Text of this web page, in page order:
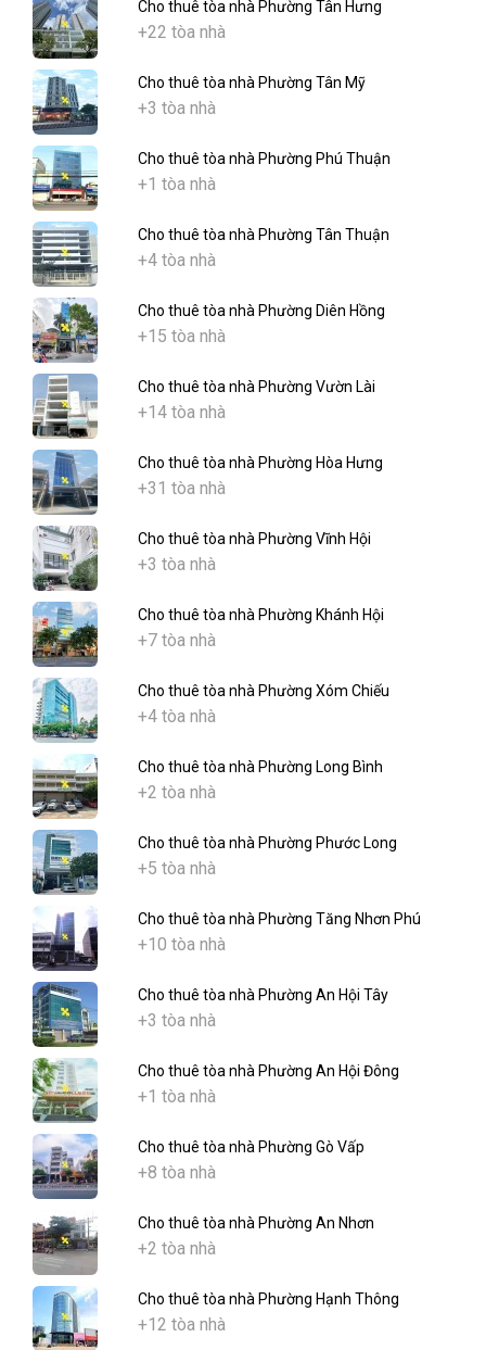
Cho thuê tòa nhà Phường Tân Hưng
+22 tòa nhà
Cho thuê tòa nhà Phường Tân Mỹ
+3 tòa nhà
Cho thuê tòa nhà Phường Phú Thuận
+1 tòa nhà
Cho thuê tòa nhà Phường Tân Thuận
+4 tòa nhà
Cho thuê tòa nhà Phường Diên Hồng
+15 tòa nhà
Cho thuê tòa nhà Phường Vườn Lài
+14 tòa nhà
Cho thuê tòa nhà Phường Hòa Hưng
+31 tòa nhà
Cho thuê tòa nhà Phường Vĩnh Hội
+3 tòa nhà
Cho thuê tòa nhà Phường Khánh Hội
+7 tòa nhà
Cho thuê tòa nhà Phường Xóm Chiếu
+4 tòa nhà
Cho thuê tòa nhà Phường Long Bình
+2 tòa nhà
Cho thuê tòa nhà Phường Phước Long
+5 tòa nhà
Cho thuê tòa nhà Phường Tăng Nhơn Phú
+10 tòa nhà
Cho thuê tòa nhà Phường An Hội Tây
+3 tòa nhà
Cho thuê tòa nhà Phường An Hội Đông
+1 tòa nhà
Cho thuê tòa nhà Phường Gò Vấp
+8 tòa nhà
Cho thuê tòa nhà Phường An Nhơn
+2 tòa nhà
Cho thuê tòa nhà Phường Hạnh Thông
+12 tòa nhà